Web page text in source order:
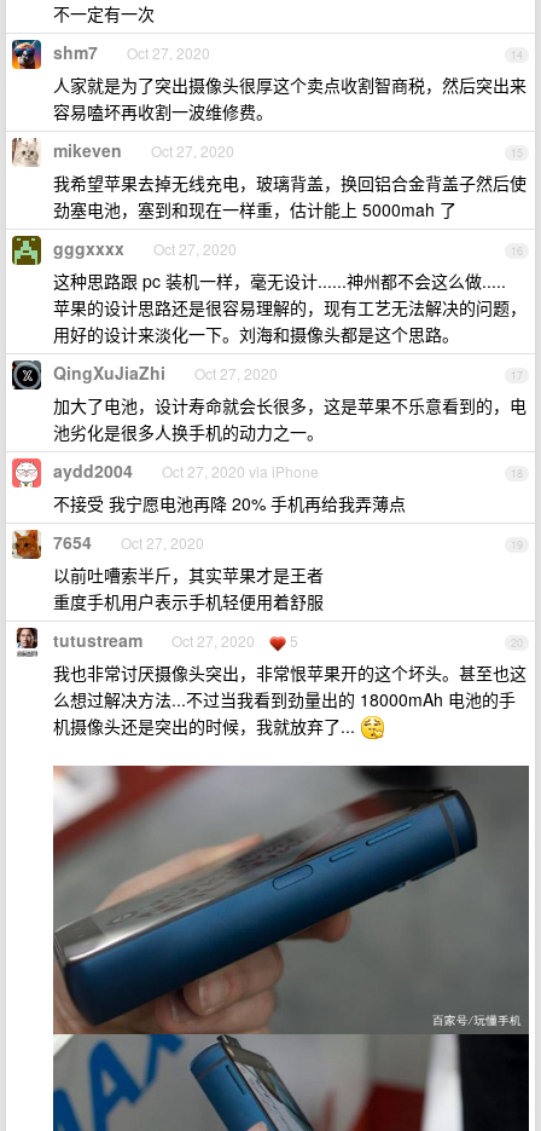
不一定有一次
14
shm7 Oct 27, 2020
人家就是为了突出摄像头很厚这个卖点收割智商税，然后突出来
容易嗑坏再收割一波维修费。
15
mikeven Oct 27, 2020
我希望苹果去掉无线充电，玻璃背盖，换回铝合金背盖子然后使
劲塞电池，塞到和现在一样重，估计能上 5000mah 了
16
gggxxxx Oct 27, 2020
这种思路跟 pc 装机一样，毫无设计......神州都不会这么做.....
苹果的设计思路还是很容易理解的，现有工艺无法解决的问题，
用好的设计来淡化一下。刘海和摄像头都是这个思路。
17
QingXuJiaZhi Oct 27, 2020
加大了电池，设计寿命就会长很多，这是苹果不乐意看到的，电
池劣化是很多人换手机的动力之一。
18
aydd2004 Oct 27, 2020 via iPhone
不接受 我宁愿电池再降 20% 手机再给我弄薄点
19
7654 Oct 27, 2020
以前吐嘈索半斤，其实苹果才是王者
重度手机用户表示手机轻便用着舒服
20
tutustream Oct 27, 2020 5
我也非常讨厌摄像头突出，非常恨苹果开的这个坏头。甚至也这
么想过解决方法...不过当我看到劲量出的 18000mAh 电池的手
机摄像头还是突出的时候，我就放弃了...